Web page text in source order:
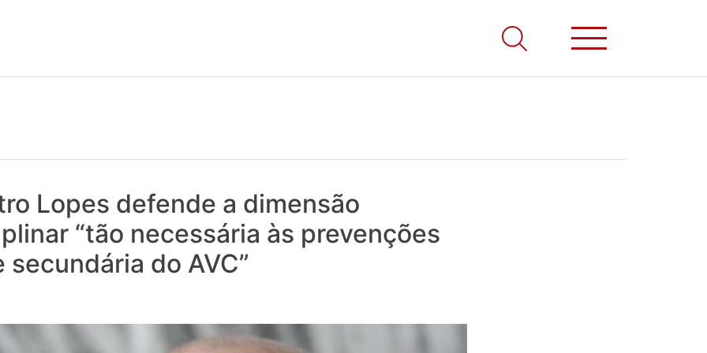
realmente contam! Tudo o que se passa na Saúde!
Lopes defende a dimensão
“tão necessária às prevenções
secundária do AVC”